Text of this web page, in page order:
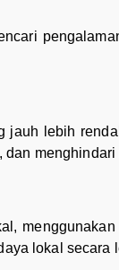
jauh lebih
menghindari
lokal secara